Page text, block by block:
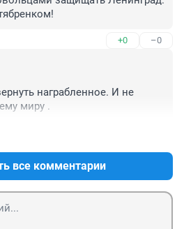
+0 –0
награбленное. И не
миру .
все комментарии